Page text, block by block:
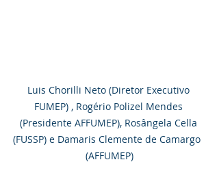
Luis Chorilli Neto (Diretor Executivo
FUMEP) , Rogério Polizel Mendes
(Presidente AFFUMEP), Rosângela Cella
(FUSSP) e Damaris Clemente de Camargo
(AFFUMEP)